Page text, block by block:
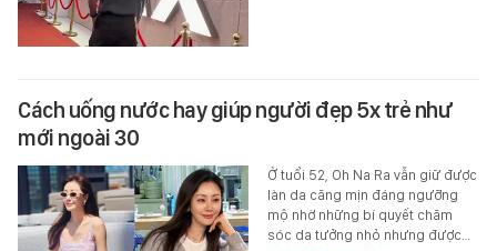
Cách uống nước hay giúp người đẹp 5x trẻ như
mới ngoài 30
Ở tuổi 52, Oh Na Ra vẫn giữ được
làn da căng mịn đáng ngưỡng
mộ nhờ những bí quyết chăm
sóc da tưởng nhỏ nhưng được…